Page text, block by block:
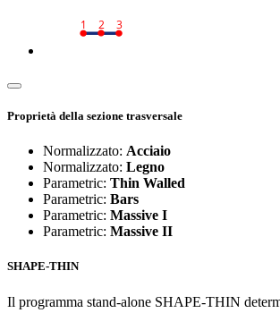
1 2 3
Proprietà della sezione trasversale
Normalizzato: Acciaio
Normalizzato: Legno
Parametric: Thin Walled
Parametric: Bars
Parametric: Massive I
Parametric: Massive II
SHAPE-THIN
Il programma stand-alone SHAPE-THIN